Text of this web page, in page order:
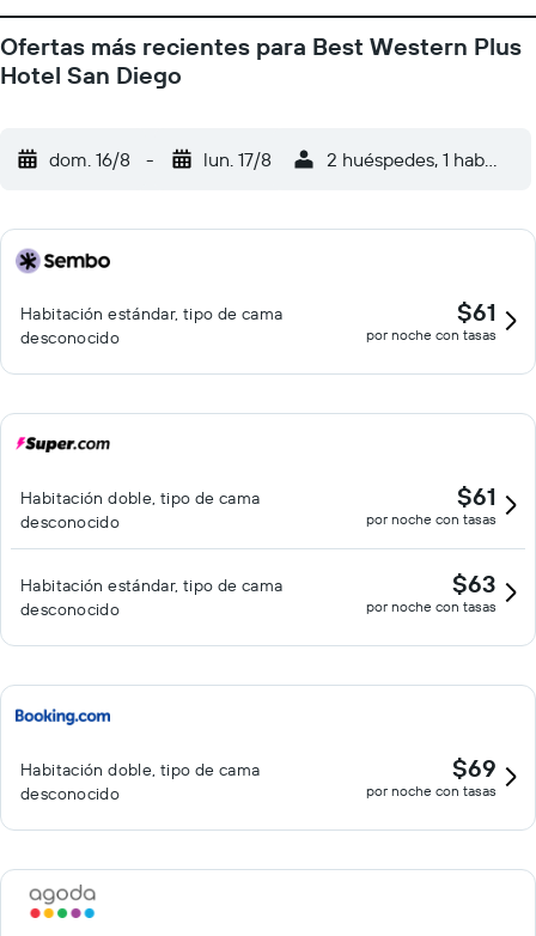
grupos de 12 a 120 invitados, apoyados por servicios
profesionales de planificación y catering.A solo unos pasos de
los centros comerciales, los centros de convenciones y las
San Diego es el punto de partida ideal para su experiencia en
Ofertas más recientes para Best Western Plus
Hotel San Diego
dom. 16/8 - lun. 17/8 2 huéspedes, 1
Habitación estándar, tipo de cama
desconocido
$61
por noche con tasas
Habitación doble, tipo de cama
desconocido
$61
por noche con tasas
Habitación estándar, tipo de cama
desconocido
$63
por noche con tasas
Habitación doble, tipo de cama
desconocido
$69
por noche con tasas